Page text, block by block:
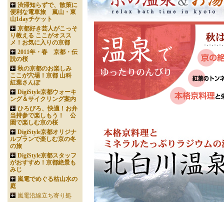
渋滞知らずで、散策に
便利な電車旅 嵐山・東
山1dayチケット
京都好き芸人がこっそ
り教える ここがオスス
メ！お気に入りの京都
2011年・春 京都・伝
説の桜
秋の京都のお楽しみ
ここが穴場！京都 山科
紅葉さんぽ
DigiStyle京都ウォーキ
ング＆サイクリング案内
ひろびろ、快適！お弁
当持参で楽しもう！ 公
園で楽しむ京の桜
DigiStyle京都オリジナ
ルプランで楽しむ京の冬
の旅
DigiStyle京都スタッフ
がおすすめ！京都絶景も
みじ
嵐電でめぐる枯山水の
庭
嵐電沿線立ち寄り処